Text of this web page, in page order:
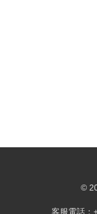
©
客服電話：